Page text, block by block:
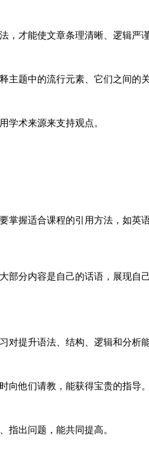
，才能使文章条理清晰、逻辑严谨
题中的流行元素、它们之间的
学术来源来支持观点。
握适合课程的引用方法，如
分内容是自己的话语，展现自
提升语法、结构、逻辑和分析
向他们请教，能获得宝贵的指导。
指出问题，能共同提高。